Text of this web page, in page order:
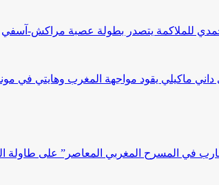
للملاكمة يتصدر بطولة عصبة مراكش-آسفي
داني ماكيلي يقود مواجهة المغرب وهايتي في مونديال
في المسرح المغربي المعاصر” على طاولة